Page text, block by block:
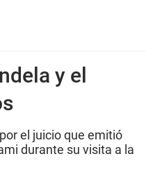
y el
el juicio que emitió
durante su visita a la